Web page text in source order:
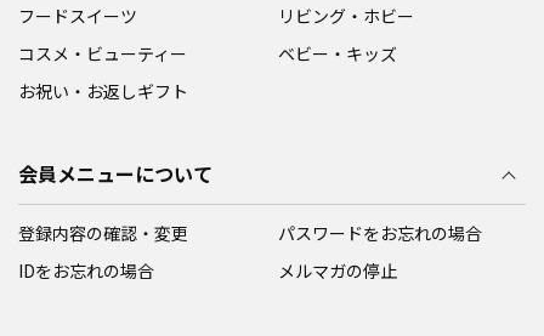
フードスイーツ
リビング・ホビー
コスメ・ビューティー
ベビー・キッズ
お祝い・お返しギフト
会員メニューについて
登録内容の確認・変更
パスワードをお忘れの場合
IDをお忘れの場合
メルマガの停止